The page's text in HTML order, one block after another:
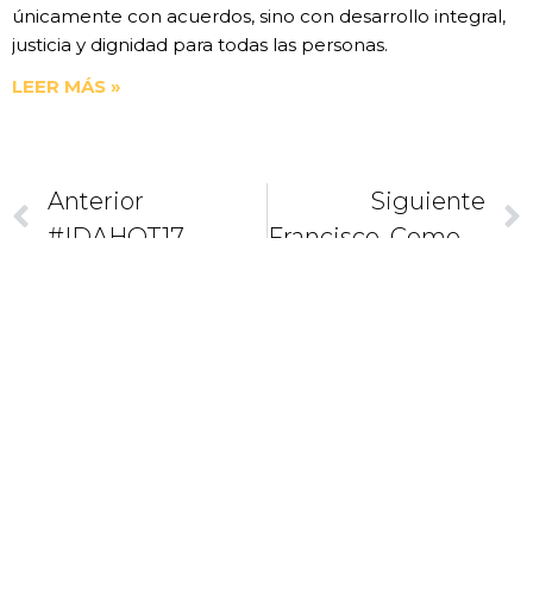
únicamente con acuerdos, sino con desarrollo integral,
justicia y dignidad para todas las personas.
LEER MÁS »
Anterior
#IDAHOT17
Siguiente